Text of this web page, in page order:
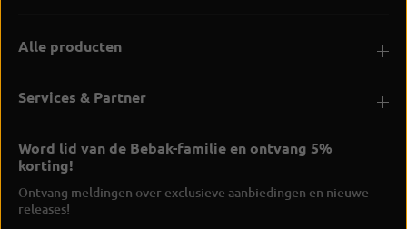
Alle producten
Services & Partner
Word lid van de Bebak-familie en ontvang 5%
korting!
Ontvang meldingen over exclusieve aanbiedingen en nieuwe
releases!